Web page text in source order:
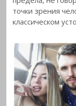
точки зрения
классическом